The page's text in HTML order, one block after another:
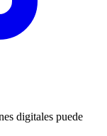
digitales puede